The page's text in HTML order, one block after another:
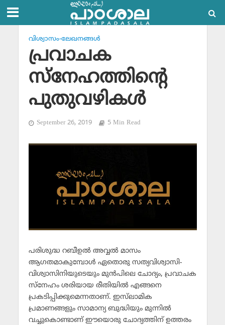
വിശ്വാസം-ലേഖനങ്ങള്‍
പ്രവാചക
സ്‌നേഹത്തിന്റെ
പുതുവഴികള്‍
September 26, 2019 5 Min Read
പരിശുദ്ധ റബീഉല്‍ അവ്വല്‍ മാസം
ആഗതമാകുമ്പോള്‍ ഏതൊരു സത്യവിശ്വാസി-
വിശ്വാസിനിയുടെയും മുന്‍പിലെ ചോദ്യം, പ്രവാചക
സ്‌നേഹം ശരിയായ രീതിയില്‍ എങ്ങനെ
പ്രകടിപ്പിക്കുമെന്നതാണ്. ഇസ്‌ലാമിക
പ്രമാണങ്ങളും സാമാന്യ ബുദ്ധിയും മുന്നില്‍
വച്ചുകൊണ്ടാണ് ഈയൊരു ചോദ്യത്തിന് ഉത്തരം